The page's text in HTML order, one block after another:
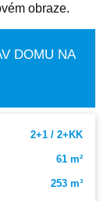
obraze.
DOMU NA
2+1 / 2+KK
61 m²
253 m³